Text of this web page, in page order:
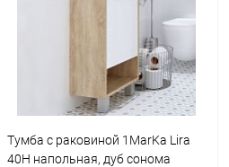
Купить в 1 клик Сравнение
Под заказ
Тумба с раковиной 1MarKa Lira
40Н напольная, дуб сонома